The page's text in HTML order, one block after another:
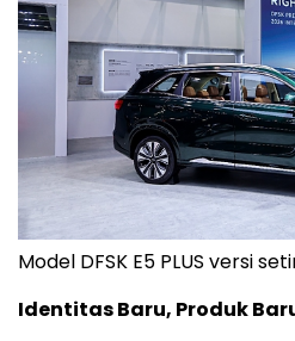
Model DFSK E5 PLUS versi
Identitas Baru, Produk